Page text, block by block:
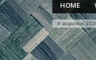
HOME
8 augustus